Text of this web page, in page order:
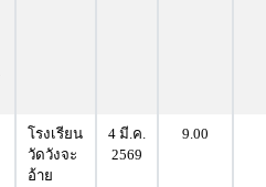
โรงเรียน
วัดวังจะ
อ้าย
4 มี.ค.
2569
9.00